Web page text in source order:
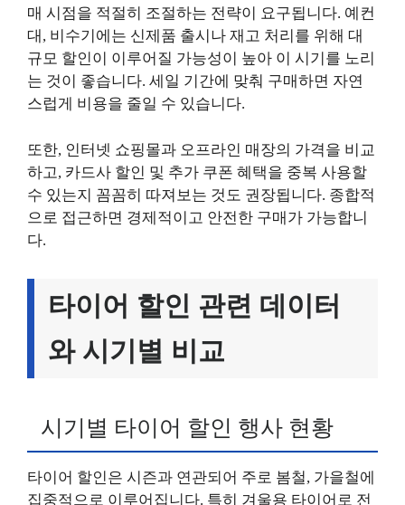
매 시점을 적절히 조절하는 전략이 요구됩니다. 예컨
대, 비수기에는 신제품 출시나 재고 처리를 위해 대
규모 할인이 이루어질 가능성이 높아 이 시기를 노리
는 것이 좋습니다. 세일 기간에 맞춰 구매하면 자연
스럽게 비용을 줄일 수 있습니다.
또한, 인터넷 쇼핑몰과 오프라인 매장의 가격을 비교
하고, 카드사 할인 및 추가 쿠폰 혜택을 중복 사용할
수 있는지 꼼꼼히 따져보는 것도 권장됩니다. 종합적
으로 접근하면 경제적이고 안전한 구매가 가능합니
다.
타이어 할인 관련 데이터
와 시기별 비교
시기별 타이어 할인 행사 현황
타이어 할인은 시즌과 연관되어 주로 봄철, 가을철에
집중적으로 이루어집니다. 특히 겨울용 타이어로 전